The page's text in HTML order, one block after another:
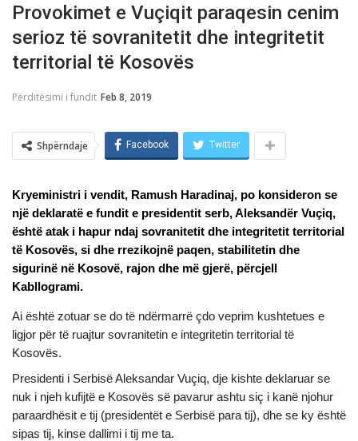
Provokimet e Vuçiqit paraqesin cenim
serioz të sovranitetit dhe integritetit
territorial të Kosovës
Përditësimi i fundit Feb 8, 2019
Shpërndaje Facebook Twitter
Kryeministri i vendit, Ramush Haradinaj, po konsideron se
një deklaratë e fundit e presidentit serb, Aleksandër Vuçiq,
është atak i hapur ndaj sovranitetit dhe integritetit territorial
të Kosovës, si dhe rrezikojnë paqen, stabilitetin dhe
sigurinë në Kosovë, rajon dhe më gjerë, përcjell
Kabllogrami.
Ai është zotuar se do të ndërmarrë çdo veprim kushtetues e
ligjor për të ruajtur sovranitetin e integritetin territorial të
Kosovës.
Presidenti i Serbisë Aleksandar Vuçiq, dje kishte deklaruar se
nuk i njeh kufijtë e Kosovës së pavarur ashtu siç i kanë njohur
paraardhësit e tij (presidentët e Serbisë para tij), dhe se ky është
sipas tij, kinse dallimi i tij me ta.